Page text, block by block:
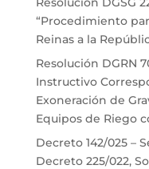
“Procedimiento
Reinas a la
Resolución DGRN
Instructivo
Exoneración de
Equipos de Riego
Decreto 142/025 –
Decreto 225/022,